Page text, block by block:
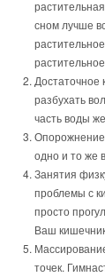
сном лучше
Достаточное
разбухать
часть воды
Опорожнение
одно и то же
Занятия
проблемы с
просто
Ваш
точек.